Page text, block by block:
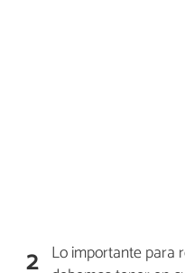
2 Lo importante para